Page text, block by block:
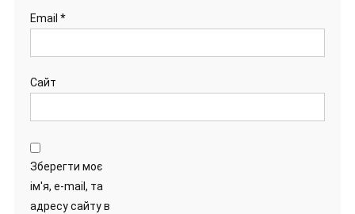
Email *
Сайт
Зберегти моє
ім'я, e-mail, та
адресу сайту в